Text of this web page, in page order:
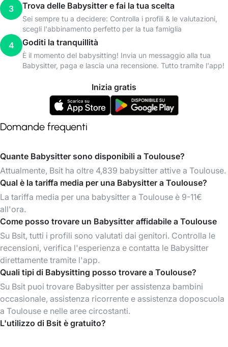
3 Trova delle Babysitter e fai la tua scelta
Sei sempre tu a decidere: Controlla i profili & le valutazioni,
scegli l'abbinamento perfetto per la tua famiglia
4 Goditi la tranquillità
È il momento del babysitting! Invia un messaggio alla tua
Babysitter, paga e lascia una recensione. Tutto tramite l'app!
Inizia gratis
Domande frequenti
Quante Babysitter sono disponibili a Toulouse?
Attualmente, Bsit ha oltre 4,839 babysitter attive a Toulouse.
Qual è la tariffa media per una Babysitter a Toulouse?
La tariffa media per una babysitter a Toulouse è 9-11€
all'ora.
Come posso trovare un Babysitter affidabile a Toulouse
Su Bsit, tutti i profili sono valutati dai genitori. Controlla le
recensioni, verifica l'esperienza e contatta le Babysitter
direttamente tramite l'app.
Quali tipi di Babysitting posso trovare a Toulouse?
Su Bsit puoi trovare Babysitter per assistenza bambini
occasionale, assistenza ricorrente e assistenza doposcuola
a Toulouse e nelle aree circostanti.
L'utilizzo di Bsit è gratuito?